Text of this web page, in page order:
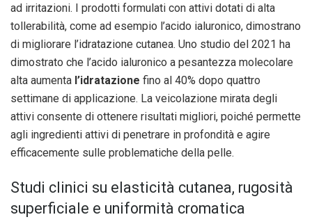
ad irritazioni. I prodotti formulati con attivi dotati di alta
tollerabilità, come ad esempio l’acido ialuronico, dimostrano
di migliorare l’idratazione cutanea. Uno studio del 2021 ha
dimostrato che l’acido ialuronico a pesantezza molecolare
alta aumenta l’idratazione fino al 40% dopo quattro
settimane di applicazione. La veicolazione mirata degli
attivi consente di ottenere risultati migliori, poiché permette
agli ingredienti attivi di penetrare in profondità e agire
efficacemente sulle problematiche della pelle.
Studi clinici su elasticità cutanea, rugosità
superficiale e uniformità cromatica